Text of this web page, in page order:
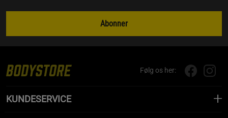
Abonner
Følg os her:
KUNDESERVICE